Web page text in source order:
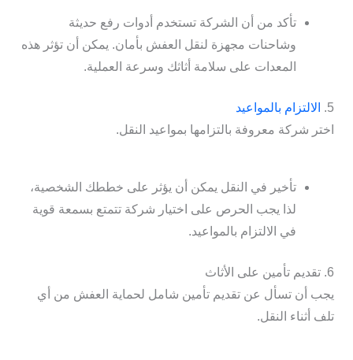
تأكد من أن الشركة تستخدم أدوات رفع حديثة
وشاحنات مجهزة لنقل العفش بأمان. يمكن أن تؤثر هذه
المعدات على سلامة أثاثك وسرعة العملية.
5.
الالتزام بالمواعيد
اختر شركة معروفة بالتزامها بمواعيد النقل.
تأخير في النقل يمكن أن يؤثر على خططك الشخصية،
لذا يجب الحرص على اختيار شركة تتمتع بسمعة قوية
في الالتزام بالمواعيد.
6. تقديم تأمين على الأثاث
يجب أن تسأل عن تقديم تأمين شامل لحماية العفش من أي
تلف أثناء النقل.